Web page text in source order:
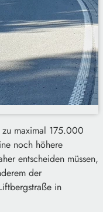
zu maximal 175.000
noch höhere
entscheiden müssen,
der
in